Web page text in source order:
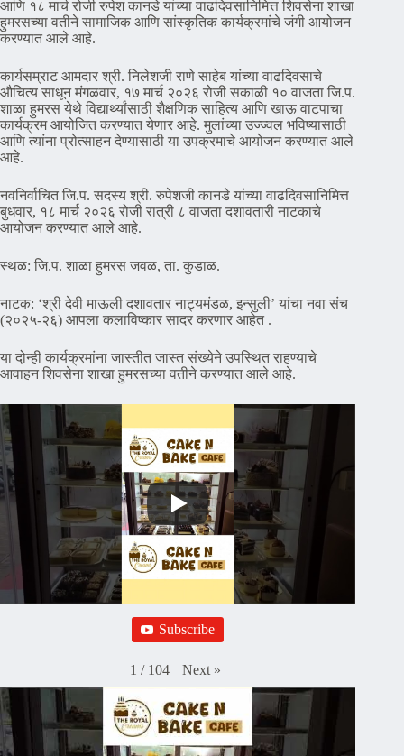
आणि १८ मार्च रोजी रुपेश कानडे यांच्या वाढदिवसानिमित्त शिवसेना शाखा
हुमरसच्या वतीने सामाजिक आणि सांस्कृतिक कार्यक्रमांचे जंगी आयोजन
करण्यात आले आहे.
कार्यसम्राट आमदार श्री. निलेशजी राणे साहेब यांच्या वाढदिवसाचे
औचित्य साधून मंगळवार, १७ मार्च २०२६ रोजी सकाळी १० वाजता जि.प.
शाळा हुमरस येथे विद्यार्थ्यांसाठी शैक्षणिक साहित्य आणि खाऊ वाटपाचा
कार्यक्रम आयोजित करण्यात येणार आहे. मुलांच्या उज्ज्वल भविष्यासाठी
आणि त्यांना प्रोत्साहन देण्यासाठी या उपक्रमाचे आयोजन करण्यात आले
आहे.
नवनिर्वाचित जि.प. सदस्य श्री. रुपेशजी कानडे यांच्या वाढदिवसानिमित्त
बुधवार, १८ मार्च २०२६ रोजी रात्री ८ वाजता दशावतारी नाटकाचे
आयोजन करण्यात आले आहे.
स्थळ: जि.प. शाळा हुमरस जवळ, ता. कुडाळ.
नाटक: ‘श्री देवी माऊली दशावतार नाट्यमंडळ, इन्सुली’ यांचा नवा संच
(२०२५-२६) आपला कलाविष्कार सादर करणार आहेत .
या दोन्ही कार्यक्रमांना जास्तीत जास्त संख्येने उपस्थित राहण्याचे
आवाहन शिवसेना शाखा हुमरसच्या वतीने करण्यात आले आहे.
Subscribe
1 / 104 Next »